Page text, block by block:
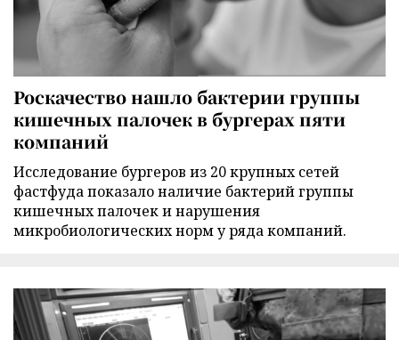
Роскачество нашло бактерии группы
кишечных палочек в бургерах пяти
компаний
Исследование бургеров из 20 крупных сетей
фастфуда показало наличие бактерий группы
кишечных палочек и нарушения
микробиологических норм у ряда компаний.